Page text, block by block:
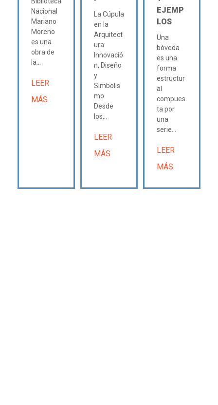
Nacional
Mariano
Moreno
es una
obra de
la...
LEER
MÁS
La Cúpula
en la
Arquitect
ura:
Innovació
n, Diseño
y
Simbolis
mo
Desde
los...
LEER
MÁS
EJEMP
LOS
Una
bóveda
es una
forma
estructur
al
compues
ta por
una
serie...
LEER
MÁS